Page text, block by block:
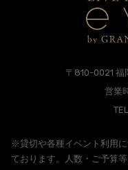
〒810-0021 福
営業
※貸切や各種イベント利用
ております。人数・ご予算